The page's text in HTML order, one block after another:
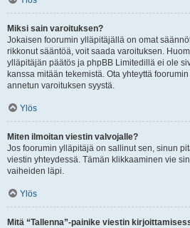
Miksi sain varoituksen?
Jokaisen foorumin ylläpitäjällä on omat
rikkonut sääntöä, voit saada varoituksen.
ylläpitäjän päätös ja phpBB Limitedillä ei ole
kanssa mitään tekemistä. Ota yhteyttä
annetun varoituksen syystä.
Ylös
Miten ilmoitan viestin valvojalle?
Jos foorumin ylläpitäjä on sallinut sen, sinun
viestin yhteydessä. Tämän klikkaaminen vie
vaiheiden läpi.
Ylös
Mitä “Tallenna”-painike viestin